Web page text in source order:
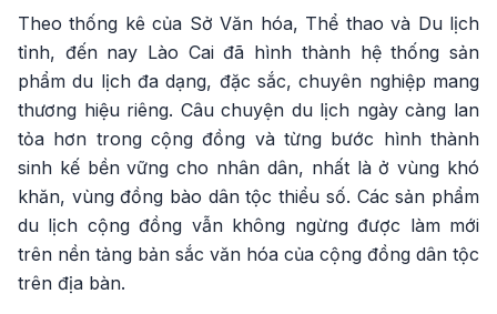
Theo thống kê của Sở Văn hóa, Thể thao và Du lịch
tỉnh, đến nay Lào Cai đã hình thành hệ thống sản
phẩm du lịch đa dạng, đặc sắc, chuyên nghiệp mang
thương hiệu riêng. Câu chuyện du lịch ngày càng lan
tỏa hơn trong cộng đồng và từng bước hình thành
sinh kế bền vững cho nhân dân, nhất là ở vùng khó
khăn, vùng đồng bào dân tộc thiểu số. Các sản phẩm
du lịch cộng đồng vẫn không ngừng được làm mới
trên nền tảng bản sắc văn hóa của cộng đồng dân tộc
trên địa bàn.